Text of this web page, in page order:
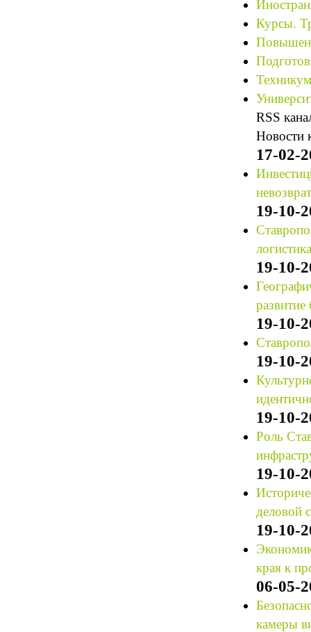
Курсы.
RSS
Новости
17-02-
19-10-
19-10-
развитие
19-10-
19-10-
19-10-
Роль
19-10-
деловой
19-10-
края к
06-05-
камеры